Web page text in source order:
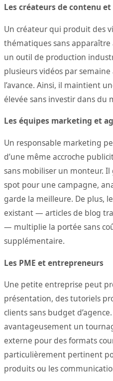
Les créateurs de contenu et
Un créateur qui produit des
thématiques sans apparaître
un outil de production
plusieurs vidéos par
l’avance. Ainsi, il maintient
élevée sans investir dans du
Les équipes marketing et
Un responsable marketing
d’une même accroche
sans mobiliser un monteur. Il
spot pour une campagne,
garde la meilleure. De plus,
existant — articles de blog
— multiplie la portée sans
supplémentaire.
Les PME et entrepreneurs
Une petite entreprise peut
présentation, des tutoriels
clients sans budget
avantageusement un
externe pour des formats
particulièrement pertinent
produits ou les